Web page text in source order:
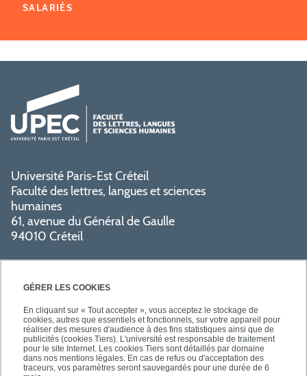
GÉRER LES COOKIES
En cliquant sur « Tout accepter », vous acceptez le stockage de
cookies, autres que essentiels et fonctionnels, sur votre appareil pour
réaliser des mesures d'audience à des fins statistiques ainsi que de
publicités (cookies Tiers). L'université est responsable de traitement
pour le site Internet. Les cookies Tiers sont détaillés par domaine
dans nos mentions légales. En cas de refus ou d'acceptation des
traceurs, vos paramètres seront sauvegardés pour une durée de 6
SALARIÉS
Université Paris-Est Créteil
Faculté des lettres, langues et sciences
humaines
61, avenue du Général de Gaulle
94010 Créteil
PRATIQUE